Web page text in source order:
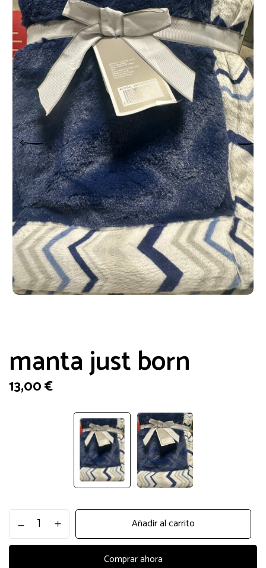
manta just born
13,00€
just
born
Añadir al carrito
Comprar ahora